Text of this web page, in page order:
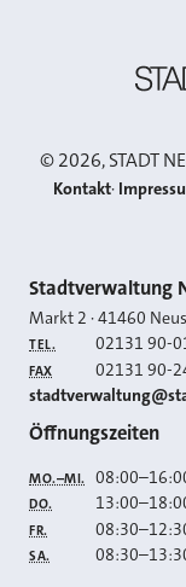
©2026, STADT
Kontakt
Kontakt
Stadtverwaltung
Markt 2 ·41460
TEL. 02131 90-
FAX 02131 90-
E-MAIL
Öffnungszeiten
MO.–MI. 08:00–
DO. 13:00–
FR. 08:30–
SA. 08:30–